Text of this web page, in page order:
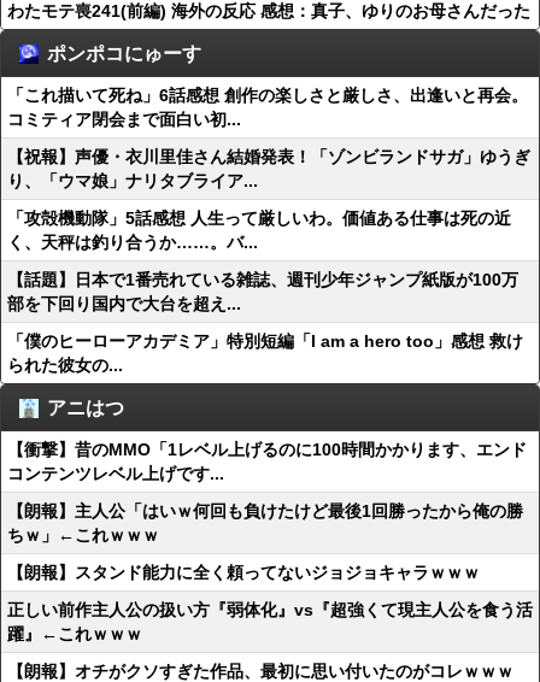
わたモテ喪241(前編) 海外の反応 感想：真子、ゆりのお母さんだった
ポンポコにゅーす
「これ描いて死ね」6話感想 創作の楽しさと厳しさ、出逢いと再会。
コミティア閉会まで面白い初...
【祝報】声優・衣川里佳さん結婚発表！「ゾンビランドサガ」ゆうぎ
り、「ウマ娘」ナリタブライア...
「攻殻機動隊」5話感想 人生って厳しいわ。価値ある仕事は死の近
く、天秤は釣り合うか……。バ...
【話題】日本で1番売れている雑誌、週刊少年ジャンプ紙版が100万
部を下回り国内で大台を超え...
「僕のヒーローアカデミア」特別短編「I am a hero too」感想 救け
られた彼女の...
アニはつ
【衝撃】昔のMMO「1レベル上げるのに100時間かかります、エンド
コンテンツレベル上げです...
【朗報】主人公「はいｗ何回も負けたけど最後1回勝ったから俺の勝
ちｗ」←これｗｗｗ
【朗報】スタンド能力に全く頼ってないジョジョキャラｗｗｗ
正しい前作主人公の扱い方『弱体化』vs『超強くて現主人公を食う活
躍』←これｗｗｗ
【朗報】オチがクソすぎた作品、最初に思い付いたのがコレｗｗｗ